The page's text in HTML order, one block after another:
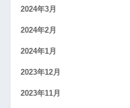
2024年3月
2024年2月
2024年1月
2023年12月
2023年11月